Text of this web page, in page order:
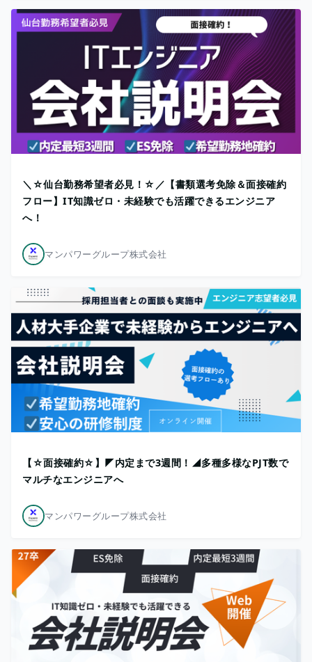
＼☆仙台勤務希望者必見！☆／【書類選考免除＆面接確約
フロー】IT知識ゼロ・未経験でも活躍できるエンジニア
へ！
マンパワーグループ株式会社
【☆面接確約☆】◤内定まで3週間！◢多種多様なPJT数で
マルチなエンジニアへ
マンパワーグループ株式会社